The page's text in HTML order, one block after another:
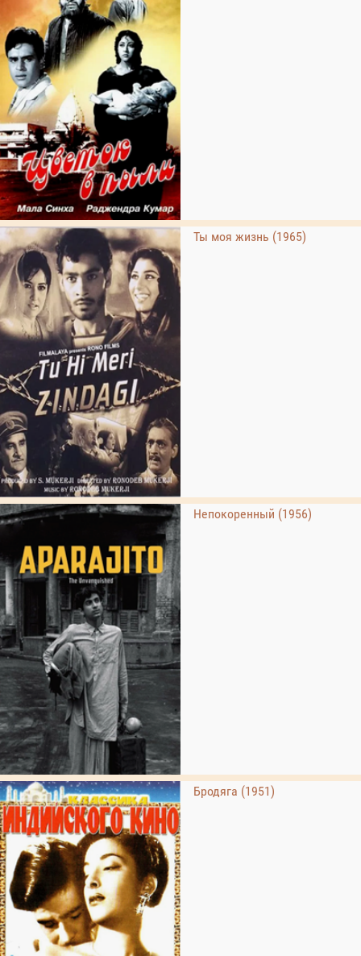
Ты моя жизнь (1965)
Непокоренный (1956)
Бродяга (1951)